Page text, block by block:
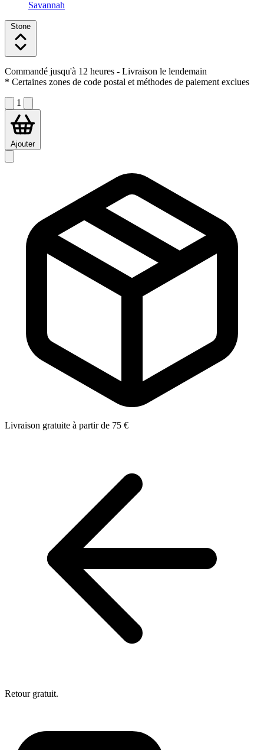
Savannah
Stone
Commandé jusqu'à 12 heures - Livraison le lendemain
* Certaines zones de code postal et méthodes de paiement exclues
1
Ajouter
Livraison gratuite à partir de 75 €
Retour gratuit.